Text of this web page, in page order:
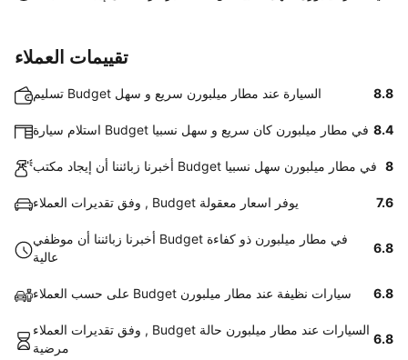
تقييمات العملاء
تسليم Budget السيارة عند مطار ميلبورن سريع و سهل 8.8
استلام سيارة Budget في مطار ميلبورن كان سريع و سهل نسبيا 8.4
أخبرنا زبائننا أن إيجاد مكتب Budget في مطار ميلبورن سهل نسبيا 8
وفق تقديرات العملاء , Budget يوفر اسعار معقولة 7.6
أخبرنا زبائننا أن موظفي Budget في مطار ميلبورن ذو كفاءة
عالية
6.8
على حسب العملاء Budget سيارات نظيفة عند مطار ميلبورن 6.8
وفق تقديرات العملاء , Budget السيارات عند مطار ميلبورن حالة
مرضية
6.8